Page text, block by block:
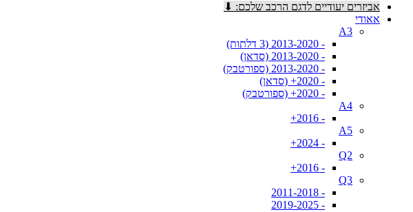
אביזרים יעודיים לדגם הרכב שלכם: ⬇
אאודי
A3
- 2013-2020 (3 דלתות)
- 2013-2020 (סדאן)
- 2013-2020 (ספורטבק)
- 2020+ (סדאן)
- 2020+ (ספורטבק)
A4
- 2016+
A5
- 2024+
Q2
- 2016+
Q3
- 2011-2018
- 2019-2025